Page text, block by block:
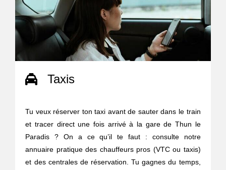
Taxis
Tu veux réserver ton taxi avant de sauter dans le train
et tracer direct une fois arrivé à la gare de Thun le
Paradis ? On a ce qu’il te faut : consulte notre
annuaire pratique des chauffeurs pros (VTC ou taxis)
et des centrales de réservation. Tu gagnes du temps,